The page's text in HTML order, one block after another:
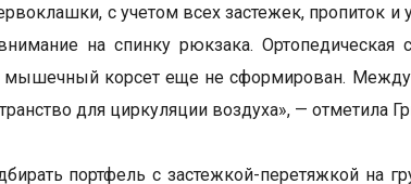
с учетом всех застежек, пропиток
на спинку рюкзака.
мышечный корсет еще не сформирован.
для циркуляции воздуха», — отметила
портфель с застежкой-перетяжкой на